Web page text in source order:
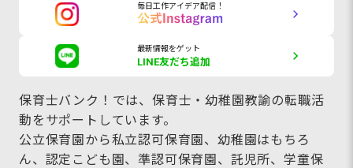
毎日工作アイデア配信！
最新情報をゲット
LINE友だち追加
保育士バンク！では、保育士・幼稚園教諭の転職活
動をサポートしています。
公立保育園から私立認可保育園、幼稚園はもちろ
ん、認定こども園、準認可保育園、託児所、学童保